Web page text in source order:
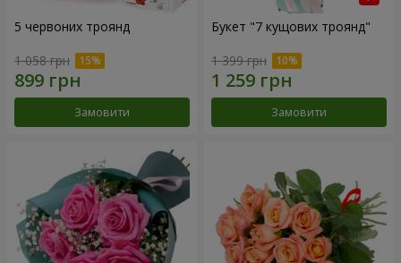
5 червоних троянд
1 058 грн
Замовити
Букет "7 кущових троянд"
1 399 грн
Замовити